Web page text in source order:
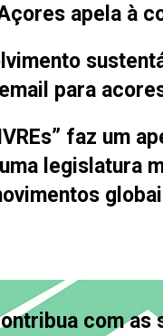
apela à
para
” faz um
legislatura
com